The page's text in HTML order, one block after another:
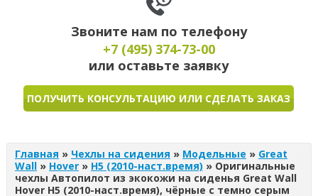
Звоните нам по телефону
+7 (495) 374-73-00
или оставьте заявку
ПОЛУЧИТЬ КОНСУЛЬТАЦИЮ ИЛИ СДЕЛАТЬ ЗАКАЗ
Главная » Чехлы на сидения » Модельные » Great
Wall» Hover» H5 (2010-наст.время) » Оригинальные
чехлы Автопилот из экокожи на сиденья Great Wall
Hover H5 (2010-наст.время), чёрные с темно серым